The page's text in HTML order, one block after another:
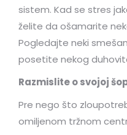
sistem. Kad se stres
želite da ošamarite
Pogledajte neki
posetite nekog
Razmislite o svojoj
Pre nego što
omiljenom tržnom